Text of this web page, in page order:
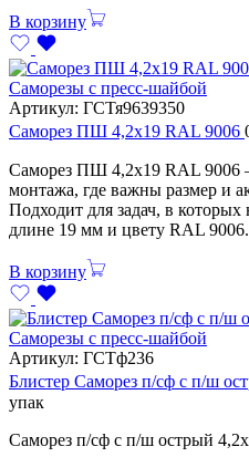
В корзину
Саморезы с пресс-шайбой
Артикул: ГСТя9639350
Саморез ПШ 4,2х19 RAL 9006
Саморез ПШ 4,2х19 RAL 9006
монтажа, где важны размер и
Подходит для задач, в
длине 19 мм и цвету RAL 9006.
В корзину
Саморезы с пресс-шайбой
Артикул: ГСТф236
Блистер Саморез п/сф с п/ш
упак
Саморез п/сф с п/ш острый